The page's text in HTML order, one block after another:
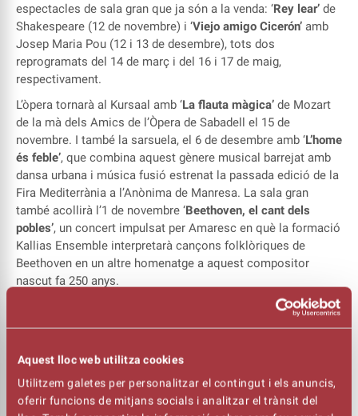
Aquest lloc web utilitza cookies
Utilitzem galetes per personalitzar el contingut i els anuncis,
oferir funcions de mitjans socials i analitzar el trànsit del
espectacles de sala gran que ja són a la venda: ‘Rey lear’ de
Shakespeare (12 de novembre) i ‘Viejo amigo Cicerón’ amb
Josep Maria Pou (12 i 13 de desembre), tots dos
reprogramats del 14 de març i del 16 i 17 de maig,
respectivament.
L’òpera tornarà al Kursaal amb ‘La flauta màgica’ de Mozart
de la mà dels Amics de l’Òpera de Sabadell el 15 de
novembre. I també la sarsuela, el 6 de desembre amb ‘L’home
és feble’, que combina aquest gènere musical barrejat amb
dansa urbana i música fusió estrenat la passada edició de la
Fira Mediterrània a l’Anònima de Manresa. La sala gran
també acollirà l’1 de novembre ‘Beethoven, el cant dels
pobles’, un concert impulsat per Amaresc en què la formació
Kallias Ensemble interpretarà cançons folklòriques de
Beethoven en un altre homenatge a aquest compositor
nascut fa 250 anys.
També es posarà a la venda l’espectacle del cicle de Gent
Gran ‘Emili Vendrell, la veu del poble’programat per l’11 de
Principal de la Bisbalhavia de fer a la sala gran del Kursaal
el 25 de març passat.
Pel que fa al cicle per a públic familiar Imagina’t, el teatre